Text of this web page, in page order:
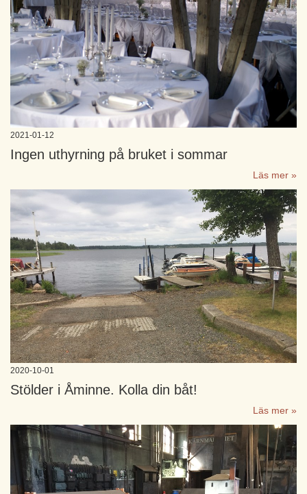
2021-01-12
Ingen uthyrning på bruket i sommar
Läs mer »
2020-10-01
Stölder i Åminne. Kolla din båt!
Läs mer »